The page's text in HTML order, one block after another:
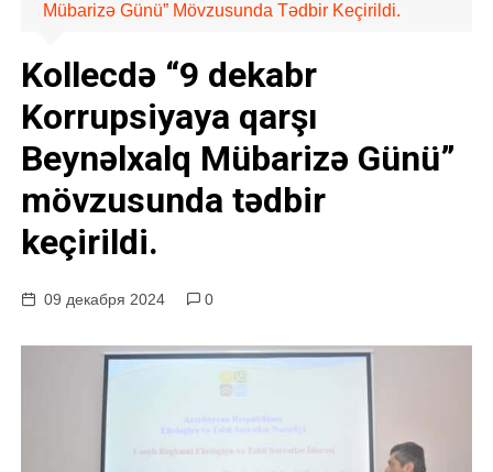
Mübarizə Günü” Mövzusunda Tədbir Keçirildi.
Kollecdə “9 dekabr
Korrupsiyaya qarşı
Beynəlxalq Mübarizə Günü”
mövzusunda tədbir
keçirildi.
09 декабря 2024 0